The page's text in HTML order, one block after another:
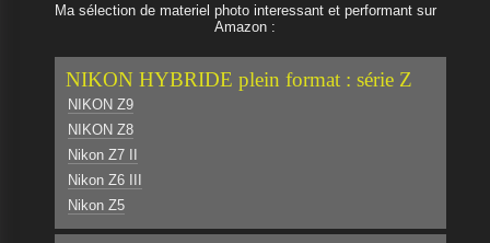
Ma sélection de materiel photo interessant et performant sur
Amazon :
NIKON HYBRIDE plein format : série Z
NIKON Z9
NIKON Z8
Nikon Z7 II
Nikon Z6 III
Nikon Z5